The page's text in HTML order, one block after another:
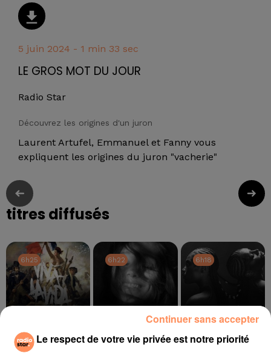
5 juin 2024 - 1 min 33 sec
LE GROS MOT DU JOUR
Radio Star
Découvrez les origines d'un juron
Laurent Artufel, Emmanuel et Fanny vous
expliquent les origines du juron "vacherie"
titres diffusés
6h25
6h25
COLDPLAY
Viva La Vida
6h22
6h22
ARIANA GRANDE
Hate That I Made
6h18
6h18
DOECHII
Anxiety
Le respect de votre vie privée est notre priorité
Continuer sans accepter